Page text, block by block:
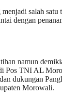
salah
dengan
namun
Pos TNI AL
dukungan
Morowali.